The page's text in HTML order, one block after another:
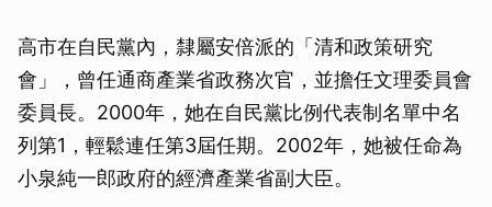
高市在自民黨內，隸屬安倍派的「清和政策研究
會」，曾任通商產業省政務次官，並擔任文理委員會
委員長。2000年，她在自民黨比例代表制名單中名
列第1，輕鬆連任第3屆任期。2002年，她被任命為
小泉純一郎政府的經濟產業省副大臣。